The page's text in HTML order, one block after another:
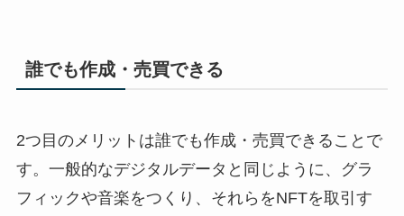
誰でも作成・売買できる
2つ目のメリットは誰でも作成・売買できることで
す。一般的なデジタルデータと同じように、グラ
フィックや音楽をつくり、それらをNFTを取引す